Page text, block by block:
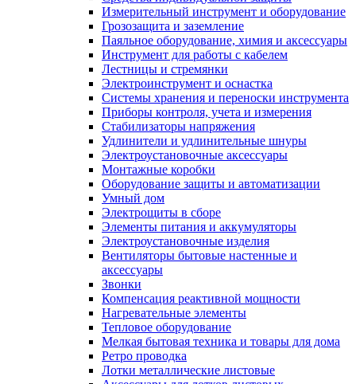
Измерительный инструмент и оборудование
Грозозащита и заземление
Паяльное оборудование, химия и аксессуары
Инструмент для работы с кабелем
Лестницы и стремянки
Электроинструмент и оснастка
Системы хранения и переноски инструмента
Приборы контроля, учета и измерения
Стабилизаторы напряжения
Удлинители и удлинительные шнуры
Электроустановочные аксессуары
Монтажные коробки
Оборудование защиты и автоматизации
Умный дом
Электрощиты в сборе
Элементы питания и аккумуляторы
Электроустановочные изделия
Вентиляторы бытовые настенные и
аксессуары
Звонки
Компенсация реактивной мощности
Нагревательные элементы
Тепловое оборудование
Мелкая бытовая техника и товары для дома
Ретро проводка
Лотки металлические листовые